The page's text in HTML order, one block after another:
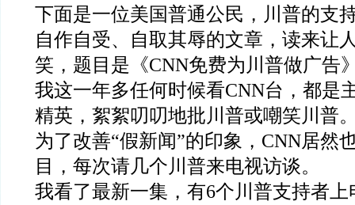
下面是一位美国普通公民，川普的支
自作自受、自取其辱的文章，读来让
笑，题目是《CNN免费为川普做广告
我这一年多任何时候看CNN台，都是
精英，絮絮叨叨地批川普或嘲笑川普
为了改善“假新闻”的印象，CNN居然
目，每次请几个川普来电视访谈。
我看了最新一集，有6个川普支持者